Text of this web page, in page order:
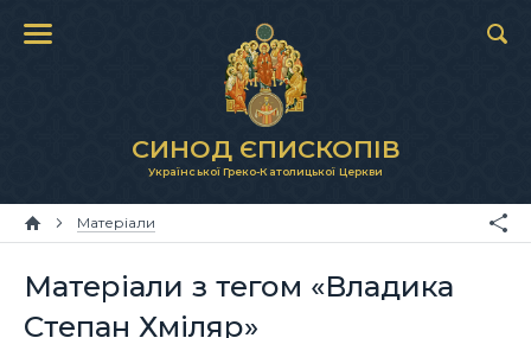
СИНОД ЄПИСКОПІВ
Української Греко-Католицької Церкви
Матеріали
Матеріали з тегом «Владика
Степан Хміляр»